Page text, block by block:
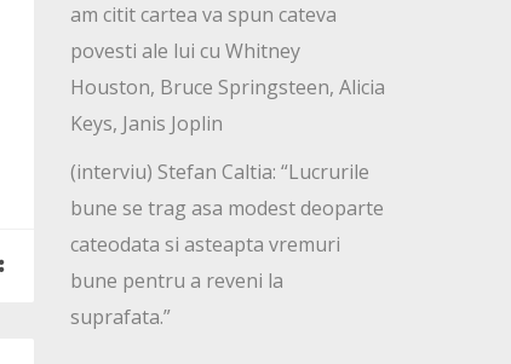
am citit cartea va spun cateva
povesti ale lui cu Whitney
Houston, Bruce Springsteen, Alicia
Keys, Janis Joplin
(interviu) Stefan Caltia: “Lucrurile
bune se trag asa modest deoparte
cateodata si asteapta vremuri
bune pentru a reveni la
suprafata.”